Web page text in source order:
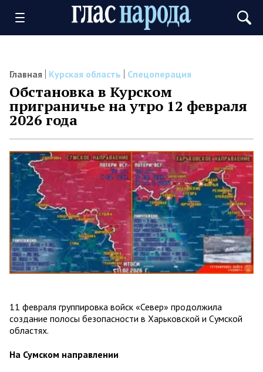
Главная Курская область Спецоперация
Обстановка в Курском
приграничье на утро 12 февраля
2026 года
11 февраля группировка войск «Север» продолжила
создание полосы безопасности в Харьковской и Сумской
областях.
На Сумском направлении